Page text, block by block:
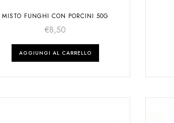
MISTO FUNGHI CON PORCINI 50G
€8,50
AGGIUNGI AL CARRELLO